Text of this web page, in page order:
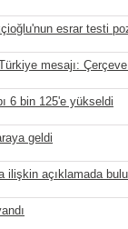
esrar testi
mesajı:
6 bin 125'e yükseldi
geldi
ilişkin açıklamada